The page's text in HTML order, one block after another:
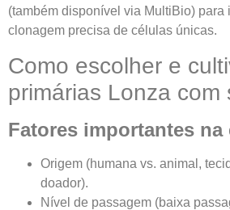
(também disponível via MultiBio) para
clonagem precisa de células únicas.
Como escolher e
primárias Lonza com
Fatores importantes na
Origem (humana vs. animal,
doador).
Nível de passagem (baixa